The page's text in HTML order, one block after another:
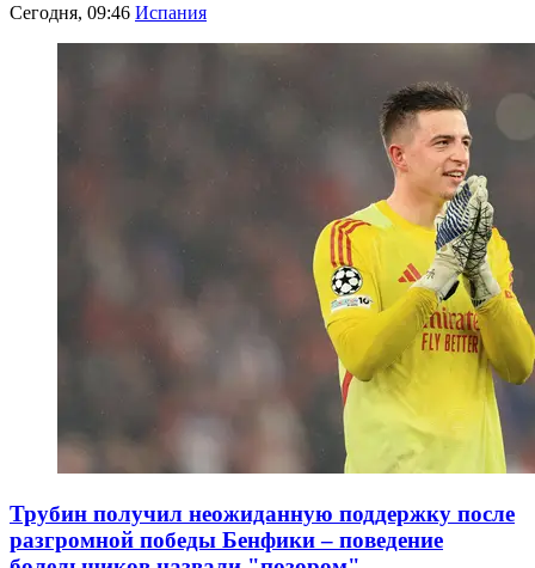
Сегодня, 09:46 Испания
Трубин получил неожиданную поддержку после
разгромной победы Бенфики – поведение